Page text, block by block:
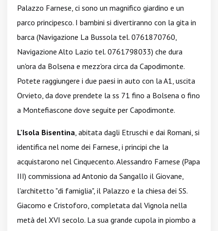
Palazzo Farnese, ci sono un magnifico giardino e un
parco principesco. I bambini si divertiranno con la gita in
barca (Navigazione La Bussola tel. 0761870760,
Navigazione Alto Lazio tel. 0761798033) che dura
un'ora da Bolsena e mezz'ora circa da Capodimonte.
Potete raggiungere i due paesi in auto con la A1, uscita
Orvieto, da dove prendete la ss 71 fino a Bolsena o fino
a Montefiascone dove seguite per Capodimonte.
L'Isola Bisentina, abitata dagli Etruschi e dai Romani, si
identifica nel nome dei Farnese, i principi che la
acquistarono nel Cinquecento. Alessandro Farnese (Papa
III) commissiona ad Antonio da Sangallo il Giovane,
l'architetto "di famiglia", il Palazzo e la chiesa dei SS.
Giacomo e Cristoforo, completata dal Vignola nella
metà del XVI secolo. La sua grande cupola in piombo a